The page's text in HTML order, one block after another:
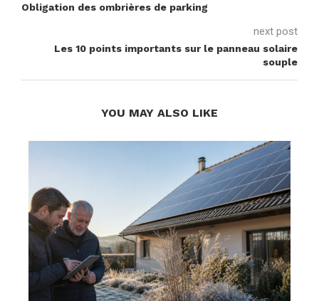
Obligation des ombrières de parking
next post
Les 10 points importants sur le panneau solaire
souple
YOU MAY ALSO LIKE